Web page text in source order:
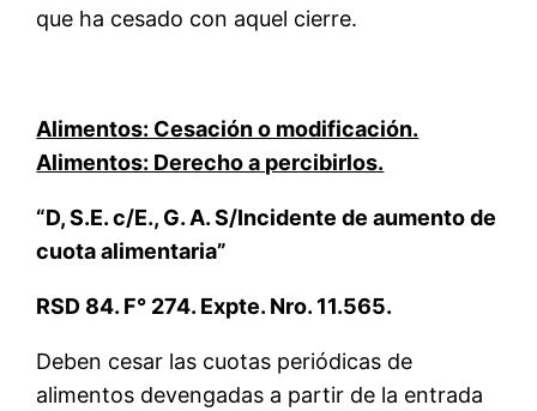
que ha cesado con aquel cierre.
Alimentos: Cesación o modificación.
Alimentos: Derecho a percibirlos.
“D, S.E. c/E., G. A. S/Incidente de aumento de
cuota alimentaria”
RSD 84. F° 274. Expte. Nro. 11.565.
Deben cesar las cuotas periódicas de
alimentos devengadas a partir de la entrada